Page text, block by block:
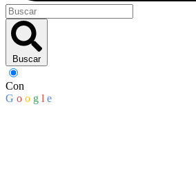
Buscar
Con
G o o g l e